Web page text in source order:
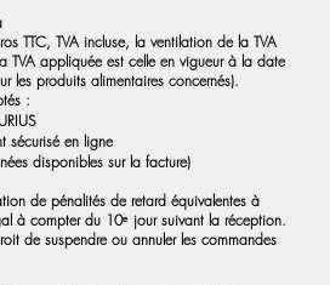
TTC, TVA incluse, la ventilation de la TVA
TVA appliquée est celle en vigueur à la date
les produits alimentaires concernés).
:
sécurisé en ligne
disponibles sur la facture)
de pénalités de retard équivalentes à
à compter du 10ᵉ jour suivant la réception.
de suspendre ou annuler les commandes